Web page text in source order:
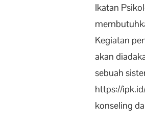
Ikatan
Kegiatan
akan
sebuah
https://
konseling